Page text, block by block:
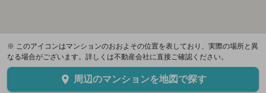
※ このアイコンはマンションのおおよその位置を表しており、実際の場所と異
なる場合がございます。詳しくは不動産会社に直接ご確認ください。
周辺のマンションを地図で探す